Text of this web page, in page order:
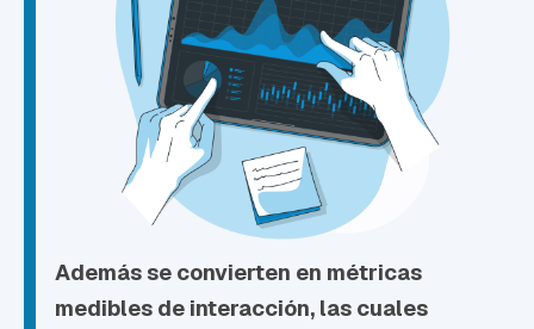
Además se convierten en métricas
medibles de interacción, las cuales